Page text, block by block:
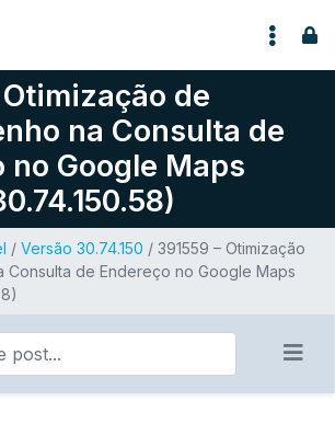
Otimização de
na Consulta de
no Google Maps
/ Versão 30.74.150 / 391559 – Otimização
Consulta de Endereço no Google Maps